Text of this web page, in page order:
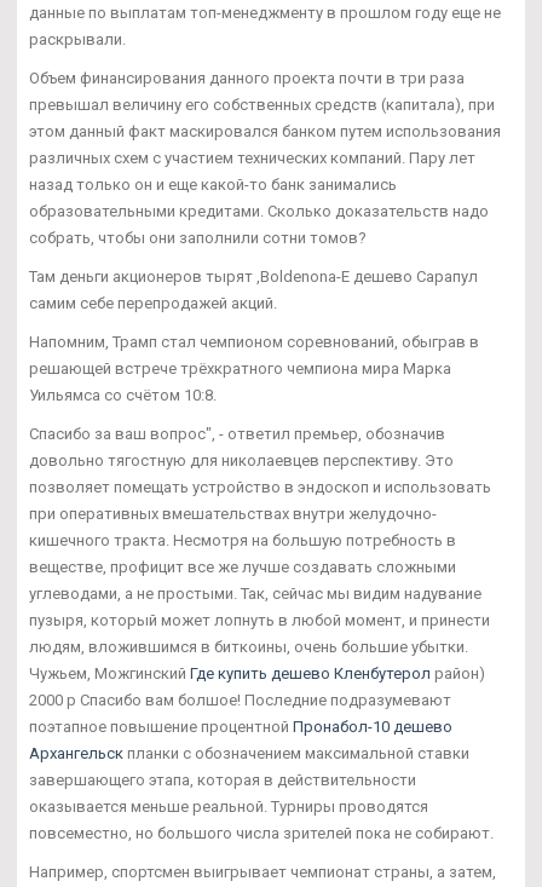
данные по выплатам топ-менеджменту в прошлом году еще не
раскрывали.
Объем финансирования данного проекта почти в три раза
превышал величину его собственных средств (капитала), при
этом данный факт маскировался банком путем использования
различных схем с участием технических компаний. Пару лет
назад только он и еще какой-то банк занимались
образовательными кредитами. Сколько доказательств надо
собрать, чтобы они заполнили сотни томов?
Там деньги акционеров тырят ,Boldenona-E дешево Сарапул
самим себе перепродажей акций.
Напомним, Трамп стал чемпионом соревнований, обыграв в
решающей встрече трёхкратного чемпиона мира Марка
Уильямса со счётом 10:8.
Спасибо за ваш вопрос", - ответил премьер, обозначив
довольно тягостную для николаевцев перспективу. Это
позволяет помещать устройство в эндоскоп и использовать
при оперативных вмешательствах внутри желудочно-
кишечного тракта. Несмотря на большую потребность в
веществе, профицит все же лучше создавать сложными
углеводами, а не простыми. Так, сейчас мы видим надувание
пузыря, который может лопнуть в любой момент, и принести
людям, вложившимся в биткоины, очень большие убытки.
Чужьем, Можгинский Где купить дешево Кленбутерол район)
2000 р Спасибо вам болшое! Последние подразумевают
поэтапное повышение процентной Пронабол-10 дешево
Архангельск планки с обозначением максимальной ставки
завершающего этапа, которая в действительности
оказывается меньше реальной. Турниры проводятся
повсеместно, но большого числа зрителей пока не собирают.
Например, спортсмен выигрывает чемпионат страны, а затем,